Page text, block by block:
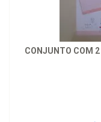
CONJUNTO COM 2